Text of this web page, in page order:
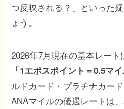
つ反映される？」といった
ょう。
2026年7月現在の基本レート
「1エポスポイント＝0.5マイ
ルドカード・プラチナカー
ANAマイルの優遇レートは